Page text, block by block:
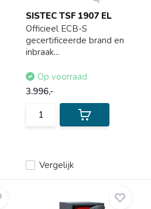
SISTEC TSF 1907 EL
Officieel ECB-S
gecertificeerde brand en
inbraak...
Vergelijk
Op voorraad
3.996,-